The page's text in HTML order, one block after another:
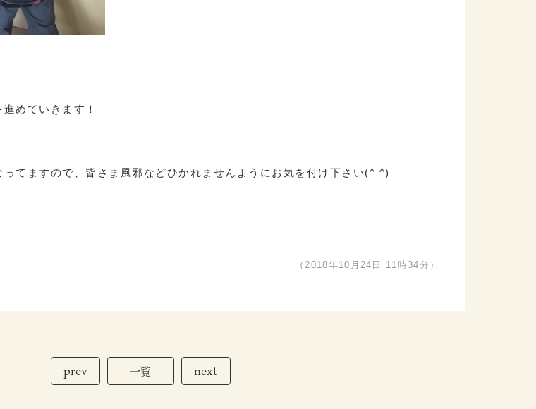
めていきます！
てますので、皆さま風邪などひかれませんようにお気を付け下さい(^ ^)
（2018年10月24日 11時34分）
prev 一覧 next